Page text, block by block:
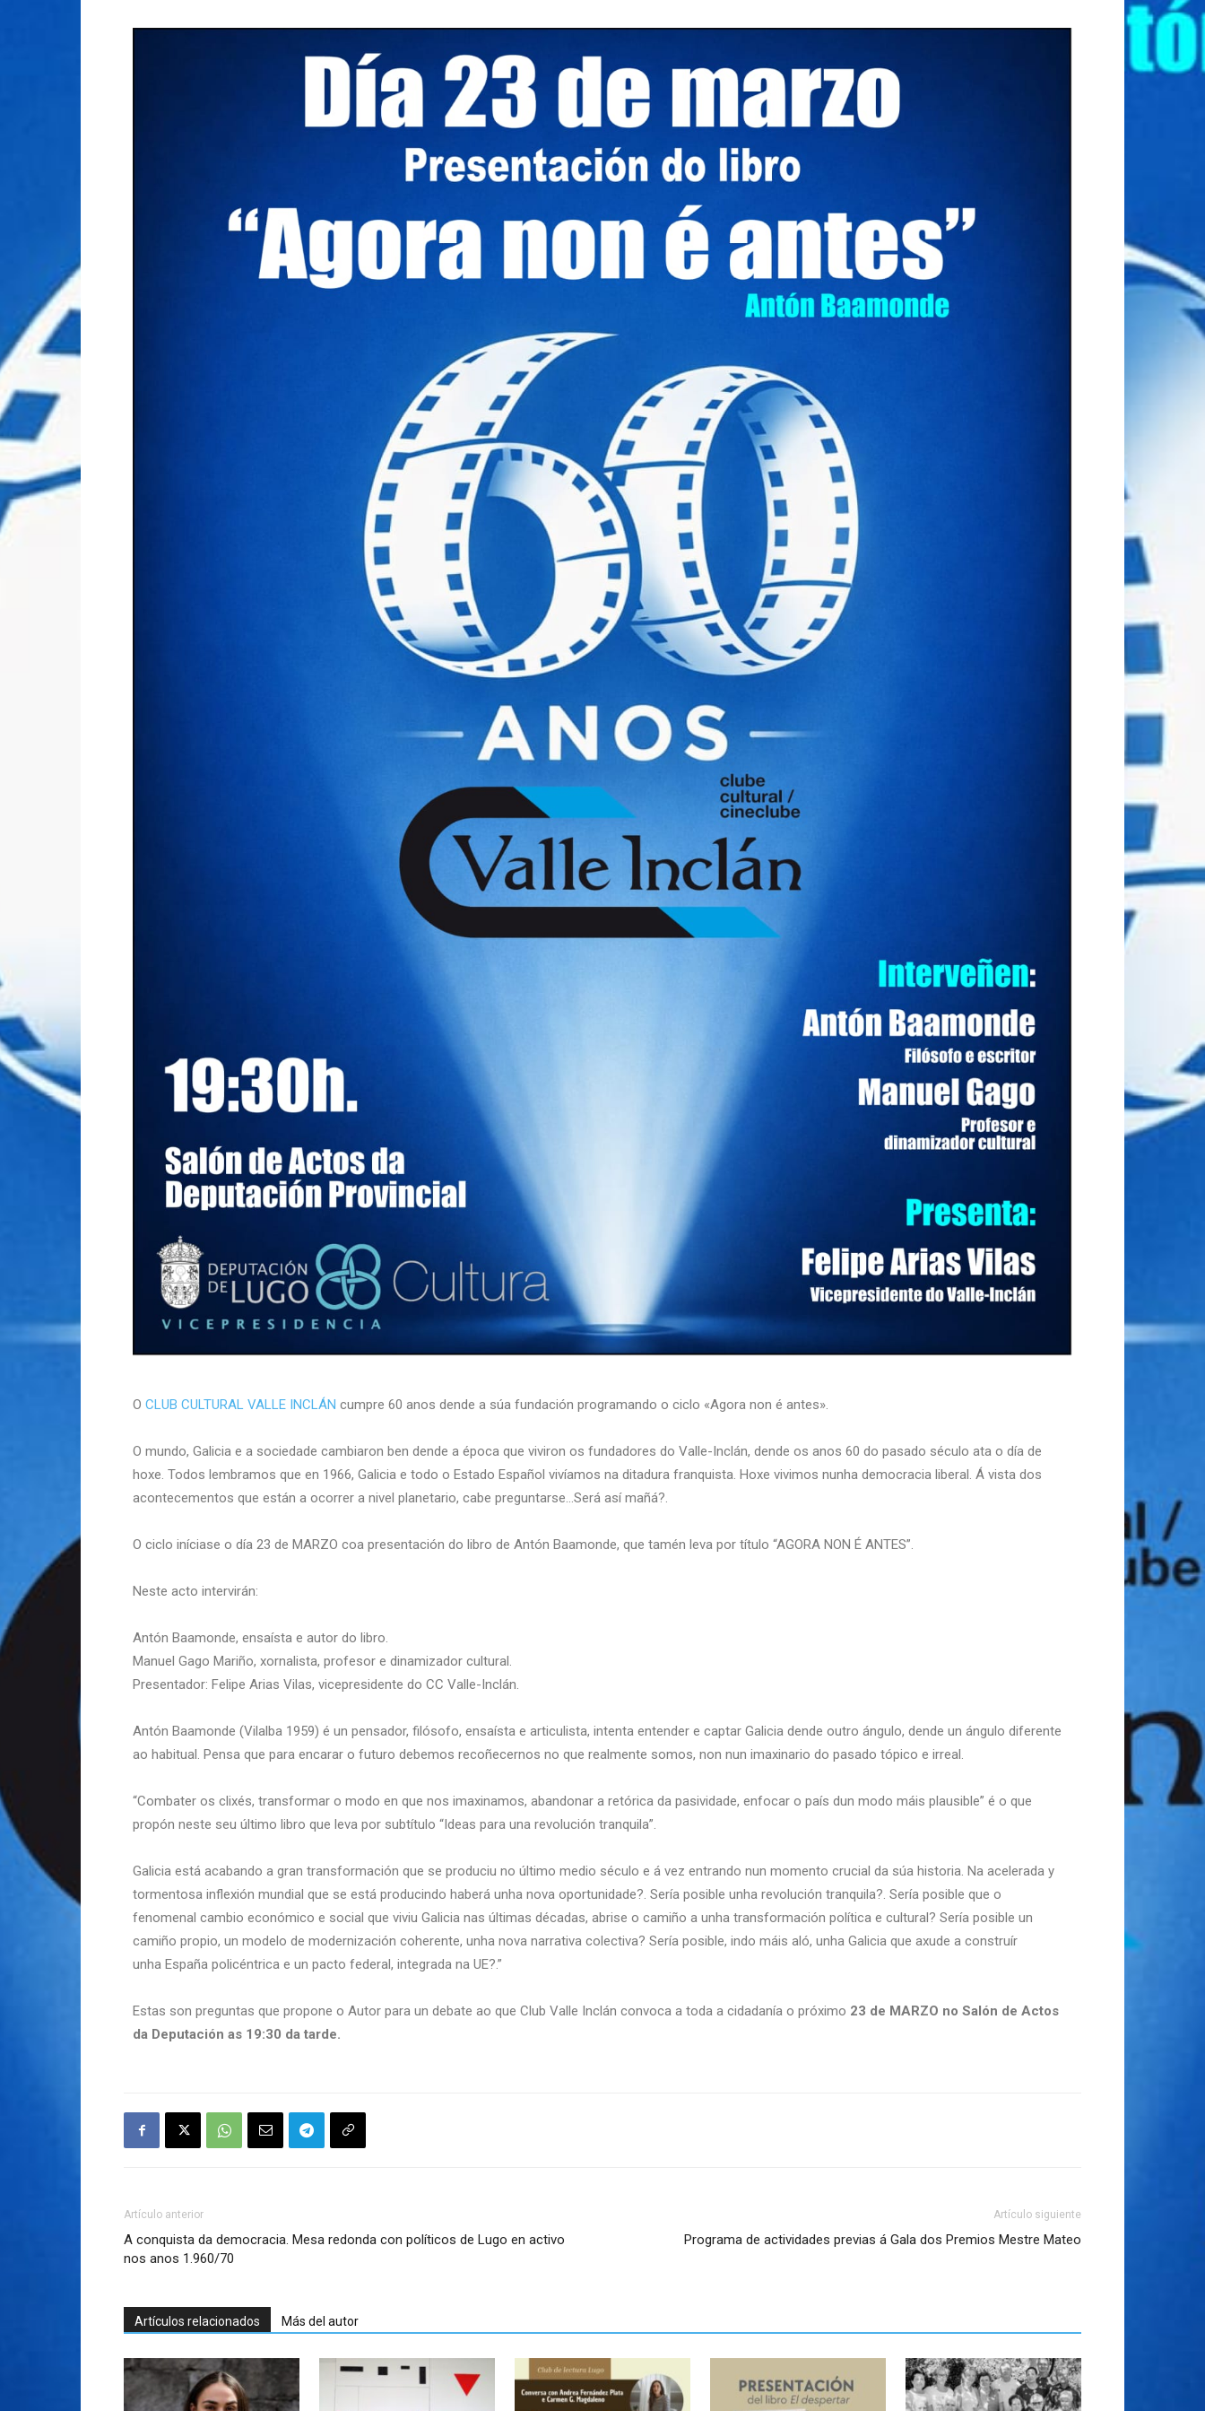
O CLUB CULTURAL VALLE INCLÁN cumpre 60 anos dende a súa fundación programando o ciclo «Agora non é antes».
O mundo, Galicia e a sociedade cambiaron ben dende a época que viviron os fundadores do Valle-Inclán, dende os anos 60 do pasado século ata o día de
hoxe. Todos lembramos que en 1966, Galicia e todo o Estado Español vivíamos na ditadura franquista. Hoxe vivimos nunha democracia liberal. Á vista dos
acontecementos que están a ocorrer a nivel planetario, cabe preguntarse…Será así mañá?.
O ciclo iníciase o día 23 de MARZO coa presentación do libro de Antón Baamonde, que tamén leva por título “AGORA NON É ANTES”.
Neste acto intervirán:
Antón Baamonde, ensaísta e autor do libro.
Manuel Gago Mariño, xornalista, profesor e dinamizador cultural.
Presentador: Felipe Arias Vilas, vicepresidente do CC Valle-Inclán.
Antón Baamonde (Vilalba 1959) é un pensador, filósofo, ensaísta e articulista, intenta entender e captar Galicia dende outro ángulo, dende un ángulo diferente
ao habitual. Pensa que para encarar o futuro debemos recoñecernos no que realmente somos, non nun imaxinario do pasado tópico e irreal.
“Combater os clixés, transformar o modo en que nos imaxinamos, abandonar a retórica da pasividade, enfocar o país dun modo máis plausible” é o que
propón neste seu último libro que leva por subtítulo “Ideas para una revolución tranquila”.
Galicia está acabando a gran transformación que se produciu no último medio século e á vez entrando nun momento crucial da súa historia. Na acelerada y
tormentosa inflexión mundial que se está producindo haberá unha nova oportunidade?. Sería posible unha revolución tranquila?. Sería posible que o
fenomenal cambio económico e social que viviu Galicia nas últimas décadas, abrise o camiño a unha transformación política e cultural? Sería posible un
camiño propio, un modelo de modernización coherente, unha nova narrativa colectiva? Sería posible, indo máis aló, unha Galicia que axude a construír
unha España policéntrica e un pacto federal, integrada na UE?.”
Estas son preguntas que propone o Autor para un debate ao que Club Valle Inclán convoca a toda a cidadanía o próximo 23 de MARZO no Salón de Actos
da Deputación as 19:30 da tarde.
Artículo anterior
A conquista da democracia. Mesa redonda con políticos de Lugo en activo
nos anos 1.960/70
Artículo siguiente
Programa de actividades previas á Gala dos Premios Mestre Mateo
Artículos relacionados Más del autor